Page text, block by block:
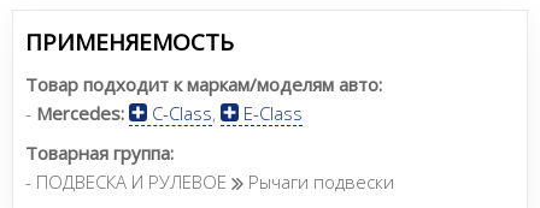
ПРИМЕНЯЕМОСТЬ
Товар подходит к маркам/моделям авто:
- Mercedes: C-Class,
E-Class
Товарная группа:
- ПОДВЕСКА И РУЛЕВОЕ
Рычаги подвески